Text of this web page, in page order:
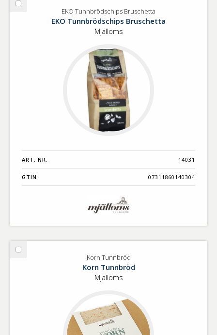
Välj
Tunnbrödschips
EKO Tunnbrödschips Bruschetta
EKO Tunnbrödschips Bruschetta
Mjälloms
ART. NR. 14031
GTIN 07311860140304
Välj
Korn Tunnbröd
Korn Tunnbröd
Mjälloms